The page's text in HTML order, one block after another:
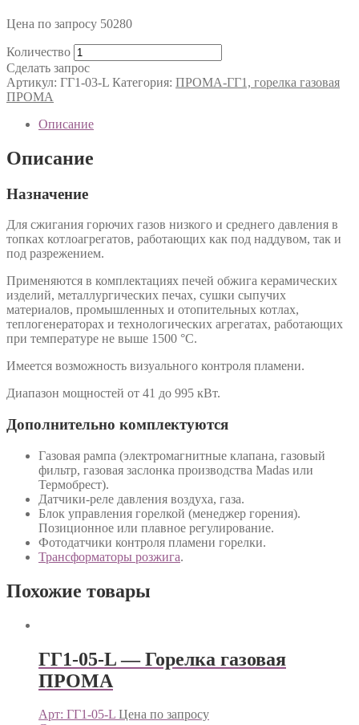
Цена по запросу 50280
Количество
Сделать запрос
Артикул: ГГ1-03-L Категория: ПРОМА-ГГ1, горелка газовая
ПРОМА
Описание
Описание
Назначение
Для сжигания горючих газов низкого и среднего давления в
топках котлоагрегатов, работающих как под наддувом, так и
под разрежением.
Применяются в комплектациях печей обжига керамических
изделий, металлургических печах, сушки сыпучих
материалов, промышленных и отопительных котлах,
теплогенераторах и технологических агрегатах, работающих
при температуре не выше 1500 °С.
Имеется возможность визуального контроля пламени.
Диапазон мощностей от 41 до 995 кВт.
Дополнительно комплектуются
Газовая рампа (электромагнитные клапана, газовый
фильтр, газовая заслонка производства Madas или
Термобрест).
Датчики-реле давления воздуха, газа.
Блок управления горелкой (менеджер горения).
Позиционное или плавное регулирование.
Фотодатчики контроля пламени горелки.
Трансформаторы розжига.
Похожие товары
ГГ1-05-L — Горелка газовая
ПРОМА
Арт: ГГ1-05-L Цена по запросу